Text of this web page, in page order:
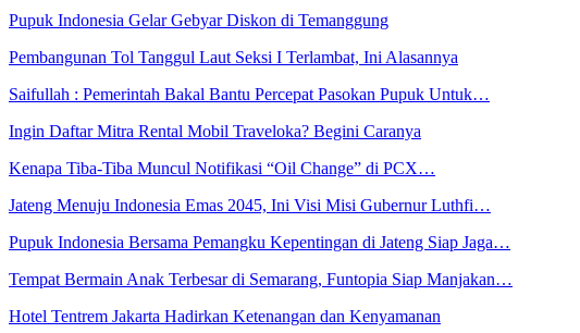
Pupuk Indonesia Gelar Gebyar Diskon di Temanggung
Pembangunan Tol Tanggul Laut Seksi I Terlambat, Ini Alasannya
Saifullah : Pemerintah Bakal Bantu Percepat Pasokan Pupuk Untuk…
Ingin Daftar Mitra Rental Mobil Traveloka? Begini Caranya
Kenapa Tiba-Tiba Muncul Notifikasi “Oil Change” di PCX…
Jateng Menuju Indonesia Emas 2045, Ini Visi Misi Gubernur Luthfi…
Pupuk Indonesia Bersama Pemangku Kepentingan di Jateng Siap Jaga…
Tempat Bermain Anak Terbesar di Semarang, Funtopia Siap Manjakan…
Hotel Tentrem Jakarta Hadirkan Ketenangan dan Kenyamanan